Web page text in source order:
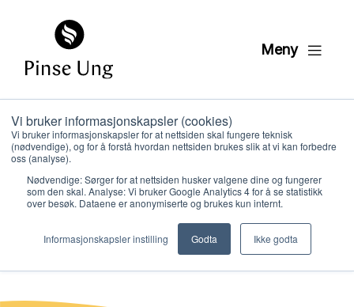
Vi bruker informasjonskapsler (cookies)
Vi bruker informasjonskapsler for at nettsiden skal fungere teknisk
(nødvendige), og for å forstå hvordan nettsiden brukes slik at vi kan forbedre
oss (analyse).
Nødvendige: Sørger for at nettsiden husker valgene dine og fungerer
som den skal. Analyse: Vi bruker Google Analytics 4 for å se statistikk
over besøk. Dataene er anonymiserte og brukes kun internt.
Informasjonskapsler instilling Godta Ikke godta
Meny
Pioner 02 OPPDAGER
semester 5
PER KRISTIAN LØVE
Hva vi gjør